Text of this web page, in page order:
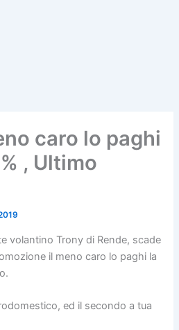
caro lo paghi
, Ultimo
volantino Trony di Rende, scade
il meno caro lo paghi la
ed il secondo a tua